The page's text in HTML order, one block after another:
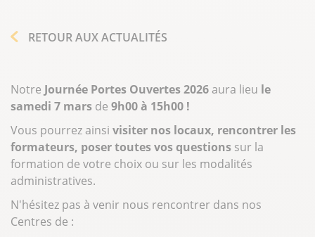
RETOUR AUX ACTUALITÉS
Notre Journée Portes Ouvertes 2026 aura lieu le
samedi 7 mars de 9h00 à 15h00 !
Vous pourrez ainsi visiter nos locaux, rencontrer les
formateurs, poser toutes vos questions sur la
formation de votre choix ou sur les modalités
administratives.
N'hésitez pas à venir nous rencontrer dans nos
Centres de :